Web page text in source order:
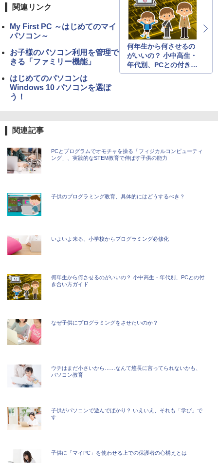
何年生から何させるの
がいいの？ 小中高生・
年代別、PCとの付き合
い方ガイド
関連リンク
My First PC ～はじめてのマイ
パソコン～
お子様のパソコン利用を管理で
きる「ファミリー機能」
はじめてのパソコンは
Windows 10 パソコンを選ぼ
う！
関連記事
PCとプログラムでオモチャを操る「フィジカルコンピューティ
ング」、実践的なSTEM教育で伸ばす子供の能力
子供のプログラミング教育、具体的にはどうするべき？
いよいよ来る、小学校からプログラミング必修化
何年生から何させるのがいいの？ 小中高生・年代別、PCとの付
き合い方ガイド
なぜ子供にプログラミングをさせたいのか？
ウチはまだ小さいから……なんて悠長に言ってられないかも、
パソコン教育
子供がパソコンで遊んでばかり？ いえいえ、それも「学び」で
す
子供に「マイPC」を使わせる上での保護者の心構えとは